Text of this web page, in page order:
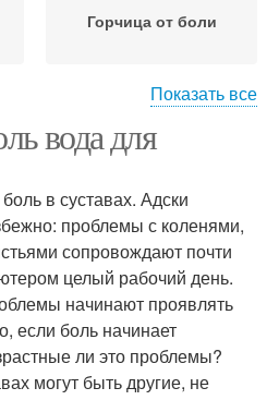
Горчица от боли
Горчица с медом
Показать все
вода для
в суставах. Адски
проблемы с коленями,
сопровождают почти
целый рабочий день.
начинают проявлять
если боль начинает
ли это проблемы?
могут быть другие, не